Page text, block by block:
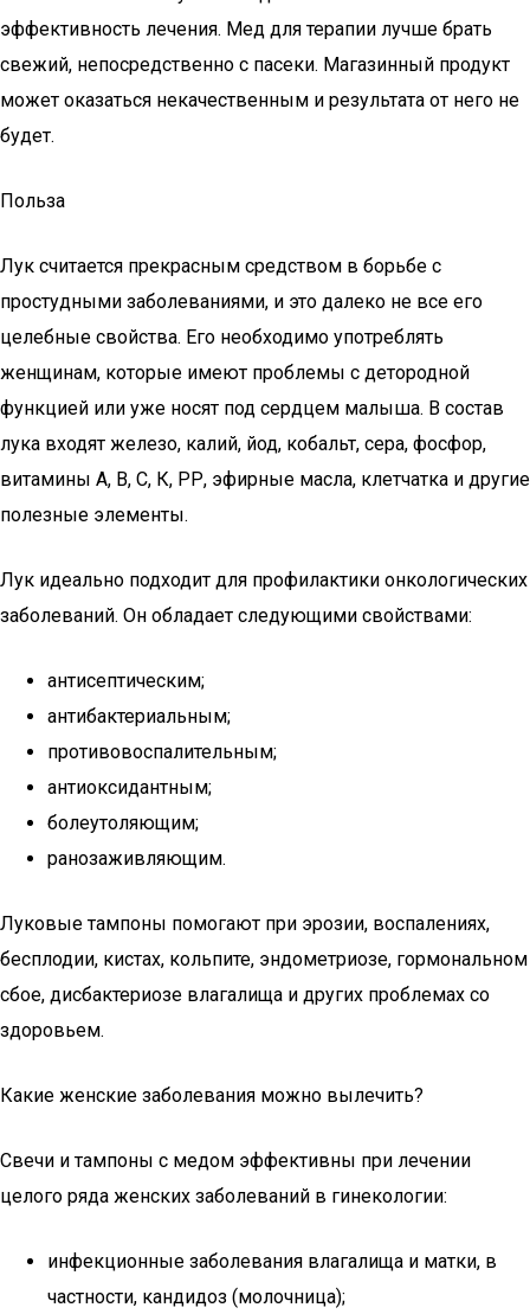
эффективность лечения. Мед для терапии лучше брать
свежий, непосредственно с пасеки. Магазинный продукт
может оказаться некачественным и результата от него не
будет.
Польза
Лук считается прекрасным средством в борьбе с
простудными заболеваниями, и это далеко не все его
целебные свойства. Его необходимо употреблять
женщинам, которые имеют проблемы с детородной
функцией или уже носят под сердцем малыша. В состав
лука входят железо, калий, йод, кобальт, сера, фосфор,
витамины А, В, С, К, РР, эфирные масла, клетчатка и другие
полезные элементы.
Лук идеально подходит для профилактики онкологических
заболеваний. Он обладает следующими свойствами:
антисептическим;
антибактериальным;
противовоспалительным;
антиоксидантным;
болеутоляющим;
ранозаживляющим.
Луковые тампоны помогают при эрозии, воспалениях,
бесплодии, кистах, кольпите, эндометриозе, гормональном
сбое, дисбактериозе влагалища и других проблемах со
здоровьем.
Какие женские заболевания можно вылечить?
Свечи и тампоны с медом эффективны при лечении
целого ряда женских заболеваний в гинекологии:
инфекционные заболевания влагалища и матки, в
частности, кандидоз (молочница);